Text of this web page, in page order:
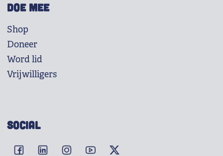
DOE MEE
Shop
Doneer
Word lid
Vrijwilligers
SOCIAL